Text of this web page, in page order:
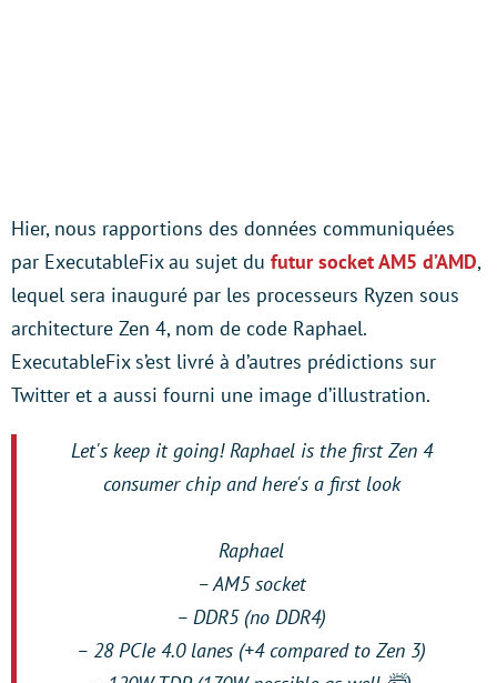
Hier, nous rapportions des données communiquées
par ExecutableFix au sujet du futur socket AM5 d’AMD,
lequel sera inauguré par les processeurs Ryzen sous
architecture Zen 4, nom de code Raphael.
ExecutableFix s’est livré à d’autres prédictions sur
Twitter et a aussi fourni une image d’illustration.
Let's keep it going! Raphael is the first Zen 4
consumer chip and here's a first look
Raphael
– AM5 socket
– DDR5 (no DDR4)
– 28 PCIe 4.0 lanes (+4 compared to Zen 3)